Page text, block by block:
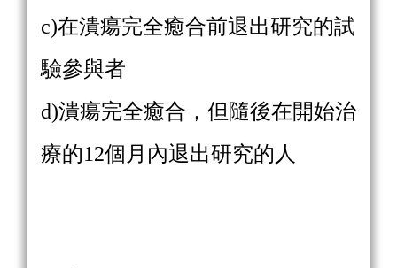
c)在潰瘍完全癒合前退出研究的試
驗參與者
d)潰瘍完全癒合，但隨後在開始治
療的12個月內退出研究的人